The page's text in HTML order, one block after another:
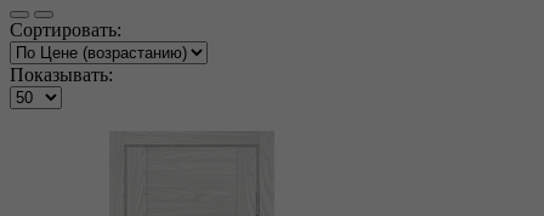
Сортировать:
Показывать: